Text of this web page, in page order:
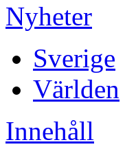
Nyheter
Sverige
Världen
Innehåll